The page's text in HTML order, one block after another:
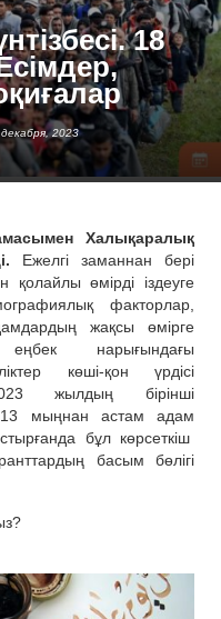
18
2023
Халықаралық
Ежелгі заманнан бері
қолайлы өмірді іздеуге
факторлар,
жақсы өмірге
нарығындағы
көші-қон үрдісі
жылдың бірінші
13 мыңнан астам адам
бұл көрсеткіш
басым бөлігі